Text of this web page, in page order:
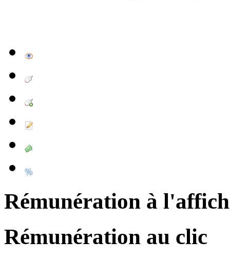
Rémunération à
Rémunération au clic